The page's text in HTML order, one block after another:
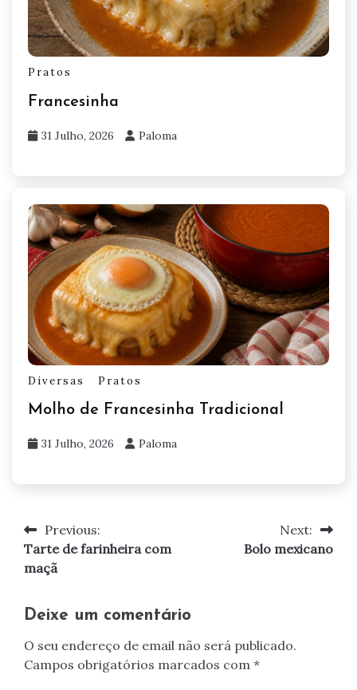
Pratos
Francesinha
31 Julho, 2026 Paloma
Diversas Pratos
Molho de Francesinha Tradicional
31 Julho, 2026 Paloma
Navegação
de
Previous:
Tarte de farinheira com
maçã
Next:
Bolo mexicano
Deixe um comentário
O seu endereço de email não será publicado.
Campos obrigatórios marcados com *